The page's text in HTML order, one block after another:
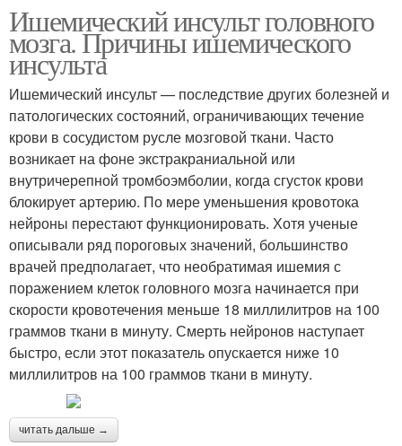
Ишемический инсульт головного
мозга. Причины ишемического
инсульта
Ишемический инсульт — последствие других болезней и
патологических состояний, ограничивающих течение
крови в сосудистом русле мозговой ткани. Часто
возникает на фоне экстракраниальной или
внутричерепной тромбоэмболии, когда сгусток крови
блокирует артерию. По мере уменьшения кровотока
нейроны перестают функционировать. Хотя ученые
описывали ряд пороговых значений, большинство
врачей предполагает, что необратимая ишемия с
поражением клеток головного мозга начинается при
скорости кровотечения меньше 18 миллилитров на 100
граммов ткани в минуту. Смерть нейронов наступает
быстро, если этот показатель опускается ниже 10
миллилитров на 100 граммов ткани в минуту.
читать дальше →